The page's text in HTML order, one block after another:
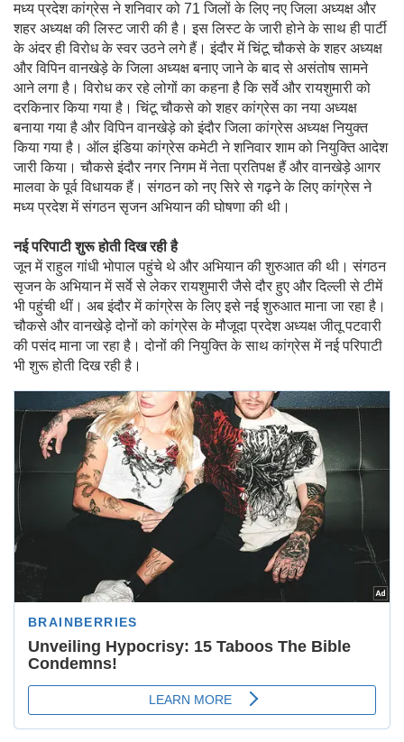
मध्य प्रदेश कांग्रेस ने शनिवार को 71 जिलों के लिए नए जिला अध्यक्ष और
शहर अध्यक्ष की लिस्ट जारी की है। इस लिस्ट के जारी होने के साथ ही पार्टी
के अंदर ही विरोध के स्वर उठने लगे हैं। इंदौर में चिंटू चौकसे के शहर अध्यक्ष
और विपिन वानखेड़े के जिला अध्यक्ष बनाए जाने के बाद से असंतोष सामने
आने लगा है। विरोध कर रहे लोगों का कहना है कि सर्वे और रायशुमारी को
दरकिनार किया गया है। चिंटू चौकसे को शहर कांग्रेस का नया अध्यक्ष
बनाया गया है और विपिन वानखेड़े को इंदौर जिला कांग्रेस अध्यक्ष नियुक्त
किया गया है। ऑल इंडिया कांग्रेस कमेटी ने शनिवार शाम को नियुक्ति आदेश
जारी किया। चौकसे इंदौर नगर निगम में नेता प्रतिपक्ष हैं और वानखेड़े आगर
मालवा के पूर्व विधायक हैं। संगठन को नए सिरे से गढ़ने के लिए कांग्रेस ने
मध्य प्रदेश में संगठन सृजन अभियान की घोषणा की थी।
नई परिपाटी शुरू होती दिख रही है
जून में राहुल गांधी भोपाल पहुंचे थे और अभियान की शुरुआत की थी। संगठन
सृजन के अभियान में सर्वे से लेकर रायशुमारी जैसे दौर हुए और दिल्ली से टीमें
भी पहुंची थीं। अब इंदौर में कांग्रेस के लिए इसे नई शुरुआत माना जा रहा है।
चौकसे और वानखेड़े दोनों को कांग्रेस के मौजूदा प्रदेश अध्यक्ष जीतू पटवारी
की पसंद माना जा रहा है। दोनों की नियुक्ति के साथ कांग्रेस में नई परिपाटी
भी शुरू होती दिख रही है।